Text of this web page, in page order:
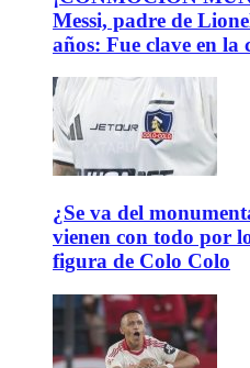
Messi, padre de
años: Fue clave en
¿Se va del
vienen con todo por
figura de Colo Colo